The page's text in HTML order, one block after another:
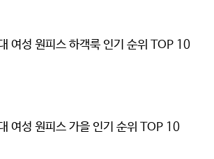
여성 원피스 하객룩 인기 순위 TOP 10
여성 원피스 가을 인기 순위 TOP 10